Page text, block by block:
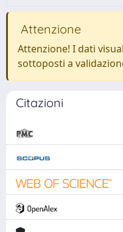
Attenzione
Attenzione! I dati
sottoposti a
Citazioni